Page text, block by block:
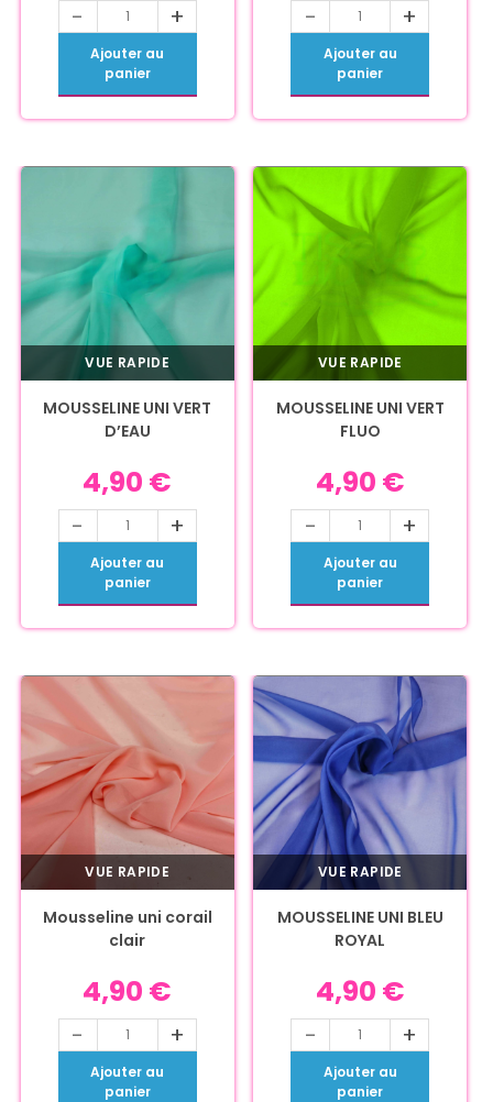
- +
Ajouter au
panier
- +
Ajouter au
panier
VUE RAPIDE
MOUSSELINE UNI VERT
D’EAU
4,90 €
- +
Ajouter au
panier
VUE RAPIDE
MOUSSELINE UNI VERT
FLUO
4,90 €
- +
Ajouter au
panier
VUE RAPIDE
Mousseline uni corail
clair
4,90 €
- +
Ajouter au
panier
VUE RAPIDE
MOUSSELINE UNI BLEU
ROYAL
4,90 €
- +
Ajouter au
panier